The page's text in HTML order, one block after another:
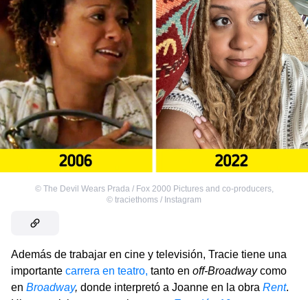
© The Devil Wears Prada / Fox 2000 Pictures and co-producers,
© traciethoms / Instagram
Además de trabajar en cine y televisión, Tracie tiene una
importante carrera en teatro, tanto en off-Broadwaycomo
en Broadway, donde interpretó a Joanne en la obra Rent.